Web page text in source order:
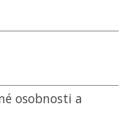
osobnosti a